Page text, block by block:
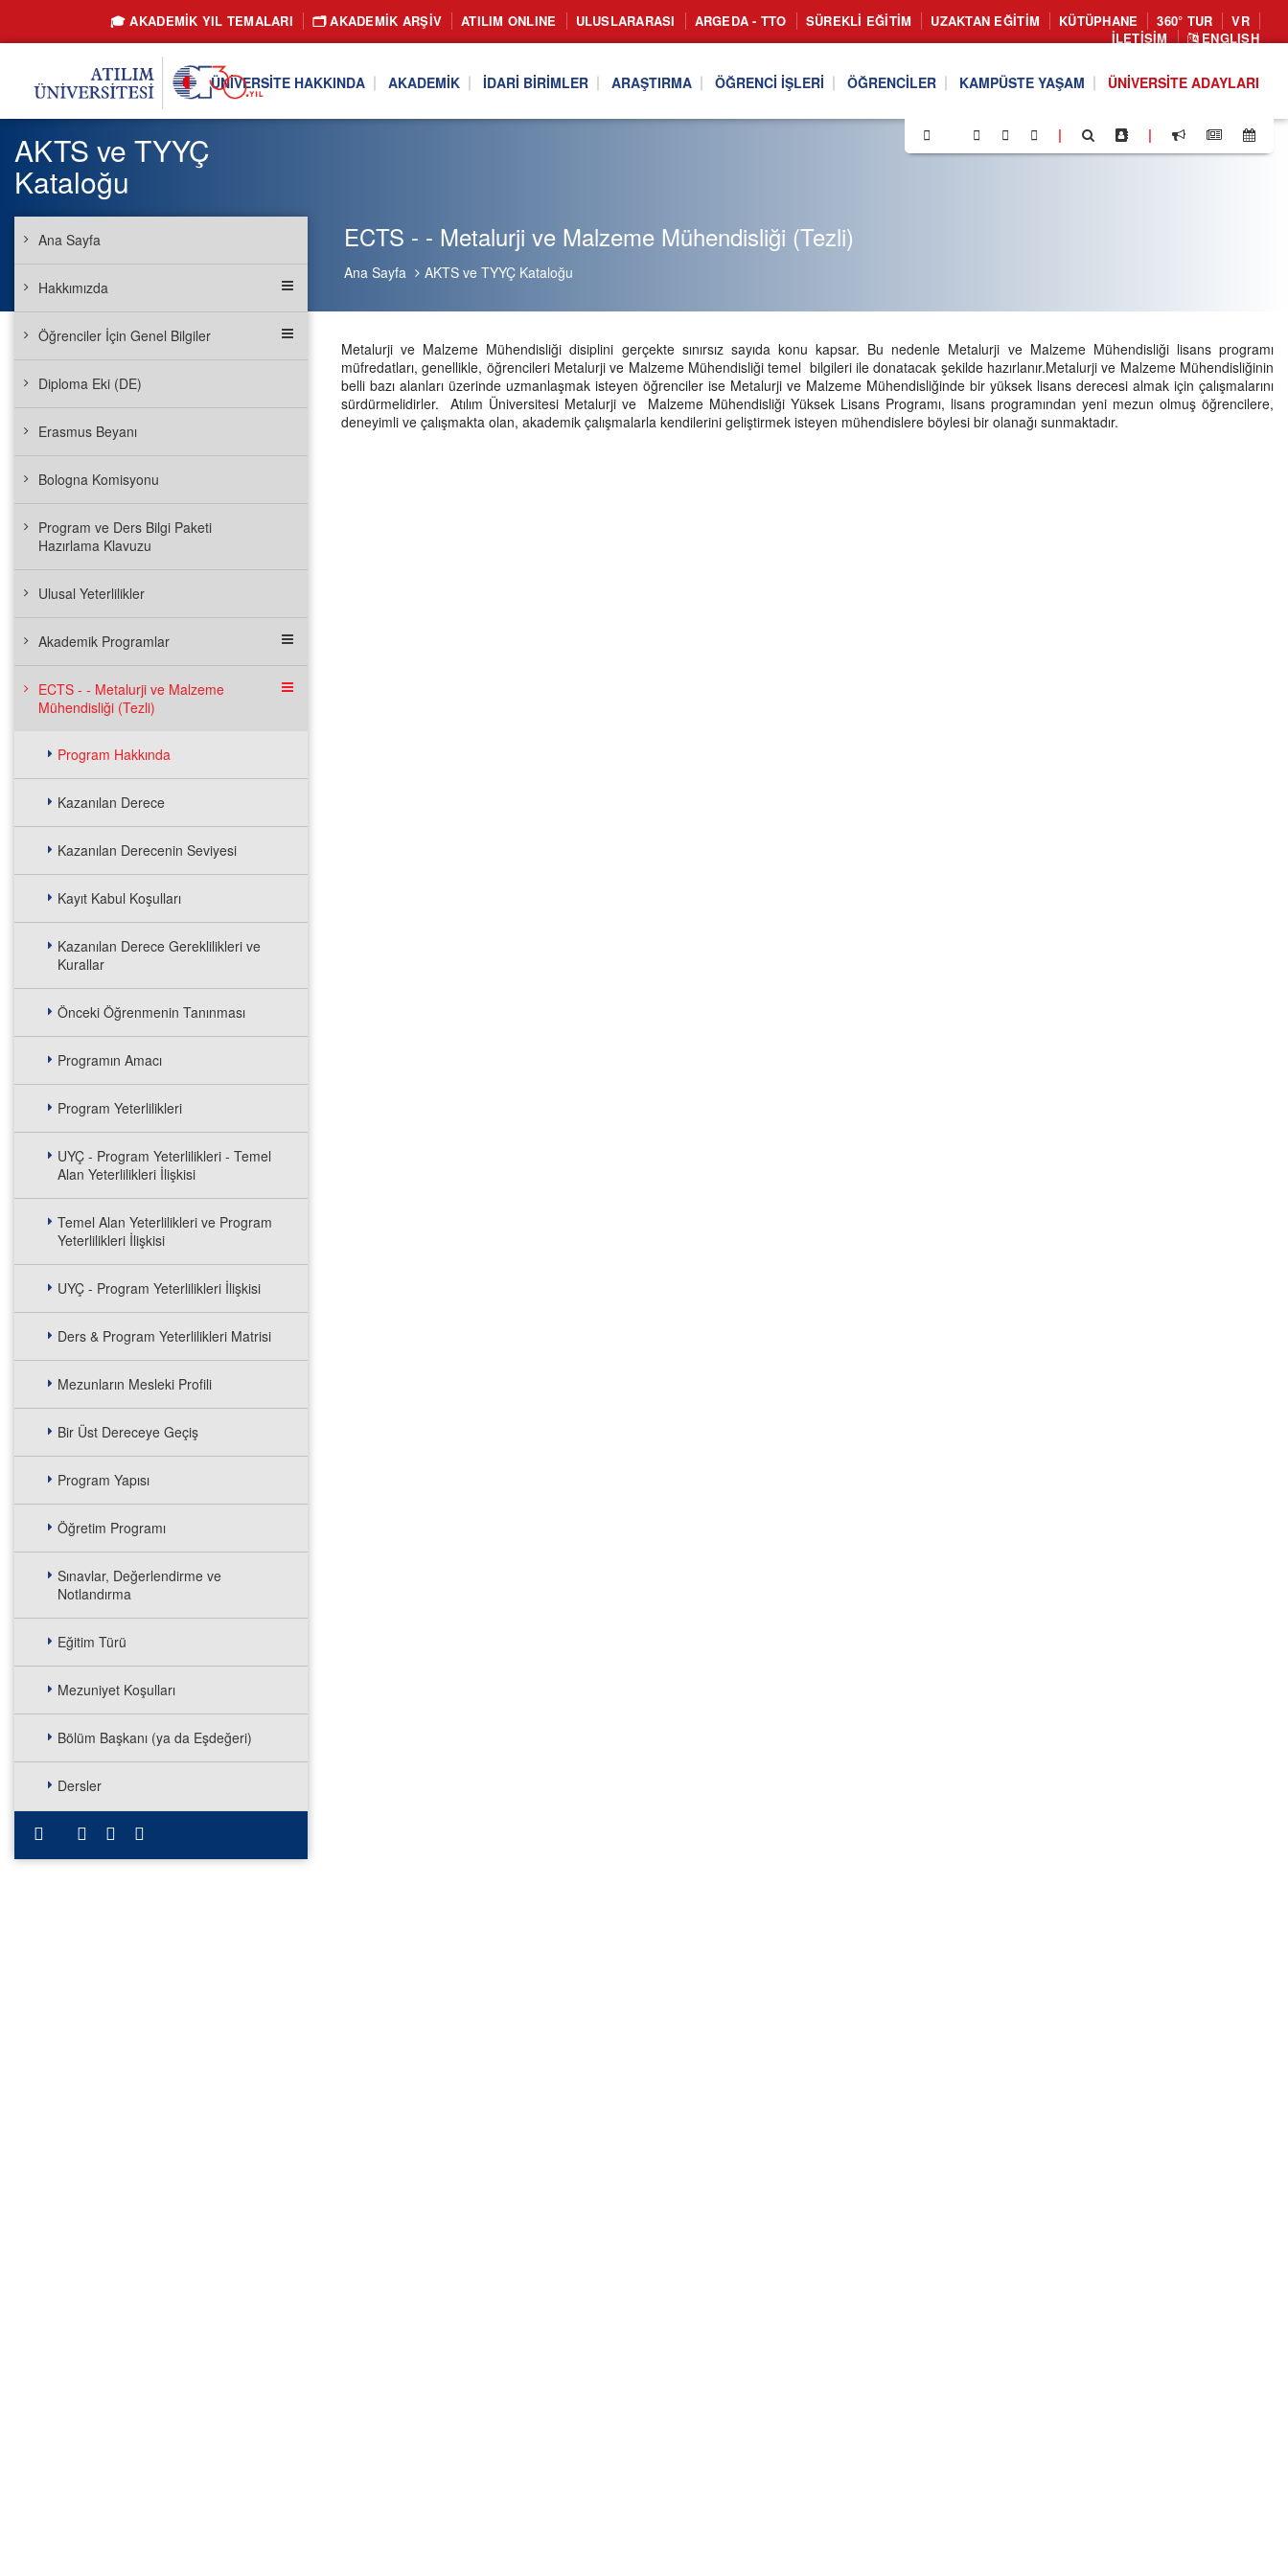
🎓 AKADEMİK YIL TEMALARI 🗂️ AKADEMIK ARŞIV ATILIM ONLINE ULUSLARARASI ARGEDA - TTO SÜREKLI EĞITIM UZAKTAN EĞITIM KÜTÜPHANE 360° TUR
VR
İLETIŞIM
ENGLISH
ÜNIVERSITE HAKKINDA AKADEMIK İDARI BIRIMLER ARAŞTIRMA ÖĞRENCI İŞLERI ÖĞRENCILER KAMPÜSTE YAŞAM ÜNIVERSITE ADAYLARI
| |
ECTS - - Metalurji ve Malzeme Mühendisliği (Tezli)
Ana Sayfa AKTS ve TYYÇ Kataloğu
AKTS ve TYYÇ
Kataloğu
Ana Sayfa
Hakkımızda
Öğrenciler İçin Genel Bilgiler
Diploma Eki (DE)
Erasmus Beyanı
Bologna Komisyonu
Program ve Ders Bilgi Paketi
Hazırlama Klavuzu
Ulusal Yeterlilikler
Akademik Programlar
ECTS - - Metalurji ve Malzeme
Mühendisliği (Tezli)
Program Hakkında
Kazanılan Derece
Kazanılan Derecenin Seviyesi
Kayıt Kabul Koşulları
Kazanılan Derece Gereklilikleri ve
Kurallar
Önceki Öğrenmenin Tanınması
Programın Amacı
Program Yeterlilikleri
UYÇ - Program Yeterlilikleri - Temel
Alan Yeterlilikleri İlişkisi
Temel Alan Yeterlilikleri ve Program
Yeterlilikleri İlişkisi
UYÇ - Program Yeterlilikleri İlişkisi
Ders & Program Yeterlilikleri Matrisi
Mezunların Mesleki Profili
Bir Üst Dereceye Geçiş
Program Yapısı
Öğretim Programı
Sınavlar, Değerlendirme ve
Notlandırma
Eğitim Türü
Mezuniyet Koşulları
Bölüm Başkanı (ya da Eşdeğeri)
Dersler
Metalurji ve Malzeme Mühendisliği disiplini gerçekte sınırsız sayıda konu kapsar. Bu nedenle Metalurji ve Malzeme Mühendisliği lisans programı
müfredatları, genellikle, öğrencileri Metalurji ve Malzeme Mühendisliği temel bilgileri ile donatacak şekilde hazırlanır.Metalurji ve Malzeme Mühendisliğinin
belli bazı alanları üzerinde uzmanlaşmak isteyen öğrenciler ise Metalurji ve Malzeme Mühendisliğinde bir yüksek lisans derecesi almak için çalışmalarını
sürdürmelidirler. Atılım Üniversitesi Metalurji ve Malzeme Mühendisliği Yüksek Lisans Programı, lisans programından yeni mezun olmuş öğrencilere,
deneyimli ve çalışmakta olan, akademik çalışmalarla kendilerini geliştirmek isteyen mühendislere böylesi bir olanağı sunmaktadır.